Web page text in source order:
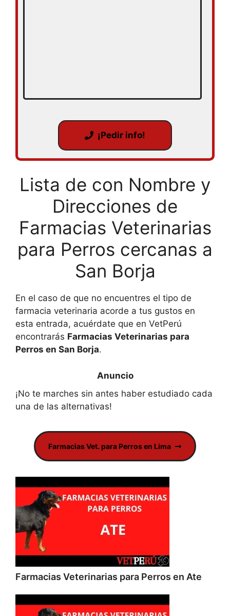
¡Pedir info!
Lista de con Nombre y
Direcciones de
Farmacias Veterinarias
para Perros cercanas a
San Borja
En el caso de que no encuentres el tipo de
farmacia veterinaria acorde a tus gustos en
esta entrada, acuérdate que en VetPerú
encontrarás Farmacias Veterinarias para
Perros en San Borja.
¡No te marches sin antes haber estudiado cada
una de las alternativas!
Farmacias Vet. para Perros en Lima
Farmacias Veterinarias para Perros en Ate